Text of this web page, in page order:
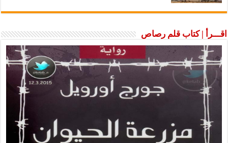
اقـــرأ | كتاب قلم رصاص